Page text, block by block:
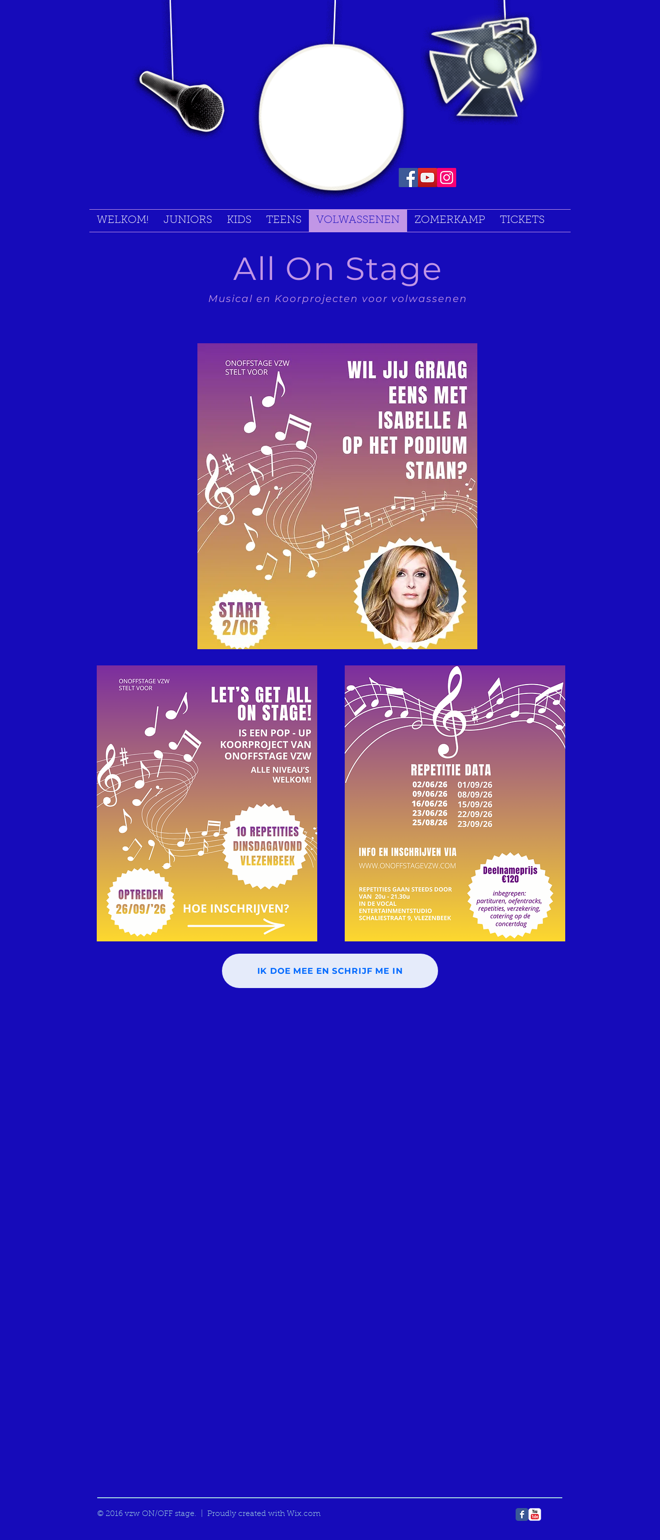
WELKOM! JUNIORS KIDS TEENS VOLWASSENEN ZOMERKAMP TICKETS
All On Stage
Musical en Koorprojecten voor volwassenen
IK DOE MEE EN SCHRIJF ME IN
© 2016 vzw ON/OFF stage. | Proudly created with Wix.com